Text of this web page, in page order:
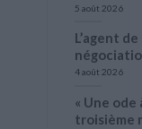
5 août 2026
L’agent
4 août 2026
« Une ode
troisième